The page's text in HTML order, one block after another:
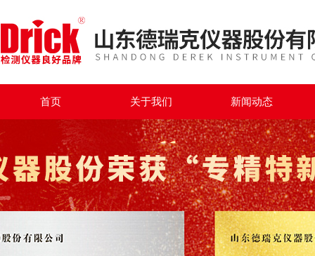
首页 关于我们 新闻动态